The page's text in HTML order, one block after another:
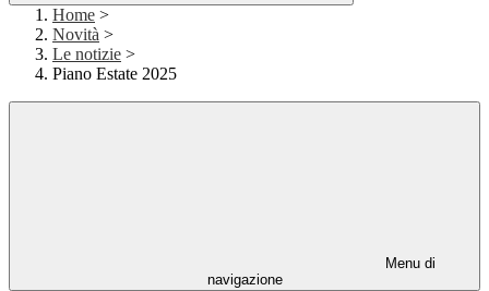
Home >
Novità >
Le notizie >
Piano Estate 2025
Menu di
navigazione